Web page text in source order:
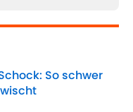
So schwer